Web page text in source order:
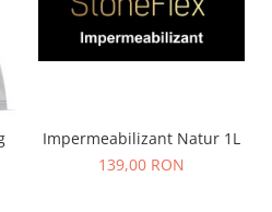
Impermeabilizant Natur 1L
139,00 RON